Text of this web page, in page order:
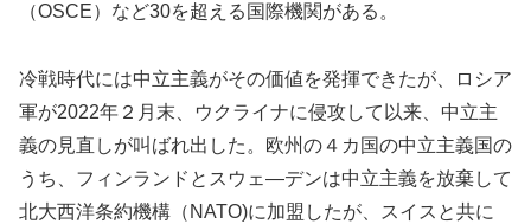
（OSCE）など30を超える国際機関がある。
冷戦時代には中立主義がその価値を発揮できたが、ロシア
軍が2022年２月末、ウクライナに侵攻して以来、中立主
義の見直しが叫ばれ出した。欧州の４カ国の中立主義国の
うち、フィンランドとスウェ―デンは中立主義を放棄して
北大西洋条約機構（NATO)に加盟したが、スイスと共に